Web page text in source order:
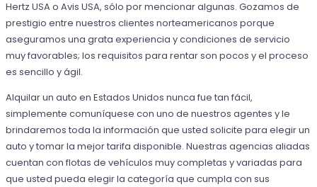
Hertz USA o Avis USA, sólo por mencionar algunas. Gozamos de
prestigio entre nuestros clientes norteamericanos porque
aseguramos una grata experiencia y condiciones de servicio
muy favorables; los requisitos para rentar son pocos y el proceso
es sencillo y ágil.
Alquilar un auto en Estados Unidos nunca fue tan fácil,
simplemente comuníquese con uno de nuestros agentes y le
brindaremos toda la información que usted solicite para elegir un
auto y tomar la mejor tarifa disponible. Nuestras agencias aliadas
cuentan con flotas de vehículos muy completas y variadas para
que usted pueda elegir la categoría que cumpla con sus